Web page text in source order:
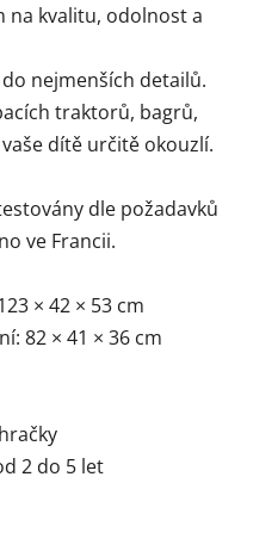
na kvalitu, odolnost a
nejmenších detailů.
traktorů, bagrů,
dítě určitě okouzlí.
dle požadavků
ve Francii.
× 42 × 53 cm
82 × 41 × 36 cm
2 do 5 let